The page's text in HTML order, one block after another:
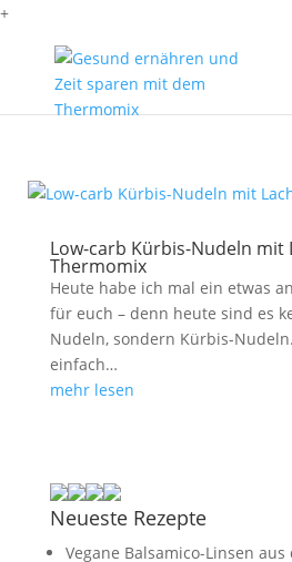
+
Low-carb Kürbis-Nudeln mit
Thermomix
Heute habe ich mal ein etwas
für euch – denn heute sind es
Nudeln, sondern Kürbis-
einfach…
mehr lesen
Neueste Rezepte
Vegane Balsamico-Linsen